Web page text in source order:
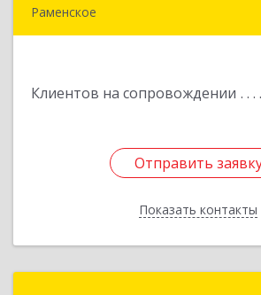
Раменское
Клиентов на сопровождении
Отправить
Показать контакты
Отправить
Назад